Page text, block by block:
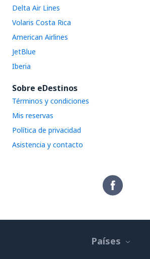
Delta Air Lines
Volaris Costa Rica
American Airlines
JetBlue
Iberia
Sobre eDestinos
Términos y condiciones
Mis reservas
Política de privacidad
Asistencia y contacto
Países